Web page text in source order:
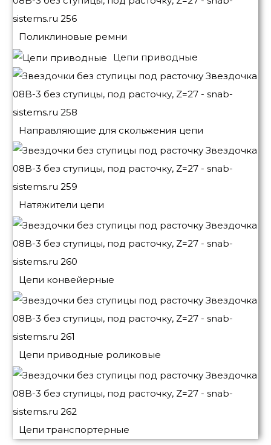
Поликлиновые ремни
Цепи приводные
Направляющие для скольжения цепи
Натяжители цепи
Цепи конвейерные
Цепи приводные роликовые
Цепи транспортерные